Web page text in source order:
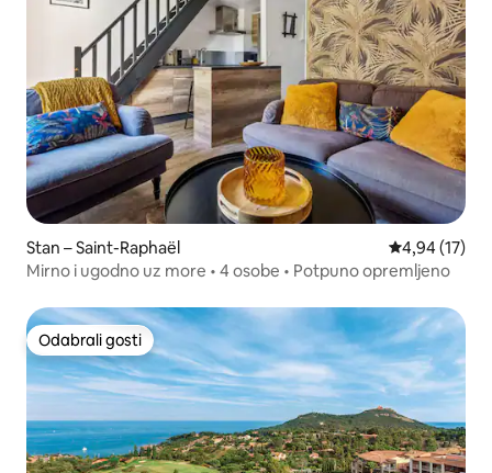
Stan – Saint-Raphaël Prosječna
4,94 (17)
Mirno i ugodno uz more • 4 osobe • Potpuno opremljeno
Odabrali gosti
Odabrali gosti